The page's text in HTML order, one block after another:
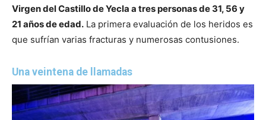
Virgen del Castillo de Yecla a tres personas de 31, 56 y
21 años de edad. La primera evaluación de los heridos es
que sufrían varias fracturas y numerosas contusiones.
Una veintena de llamadas